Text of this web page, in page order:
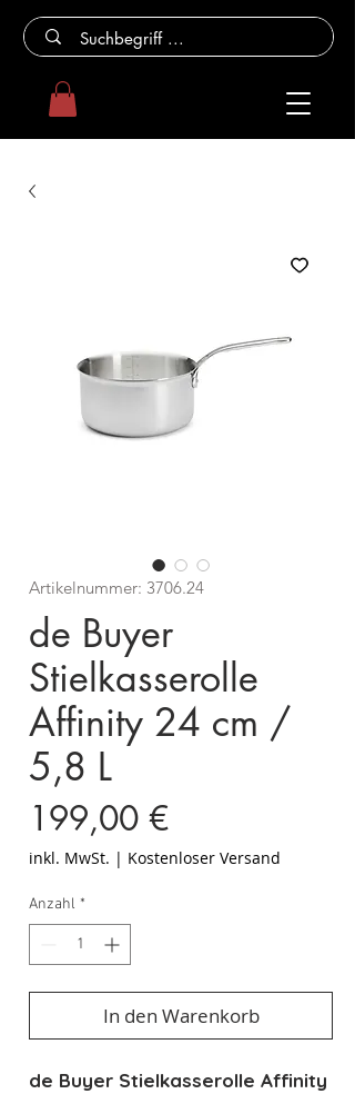
Artikelnummer: 3706.24
de Buyer
Stielkasserolle
Affinity 24 cm /
5,8 L
199,00 €Preis
inkl. MwSt. | Kostenloser Versand
Anzahl *
In den Warenkorb
de Buyer Stielkasserolle Affinity